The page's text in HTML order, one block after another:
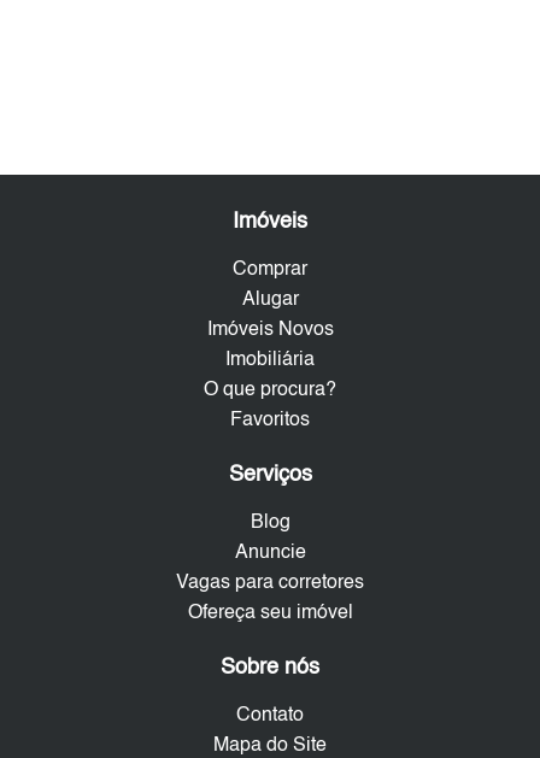
Imóveis
Comprar
Alugar
Imóveis Novos
Imobiliária
O que procura?
Favoritos
Serviços
Blog
Anuncie
Vagas para corretores
Ofereça seu imóvel
Sobre nós
Contato
Mapa do Site